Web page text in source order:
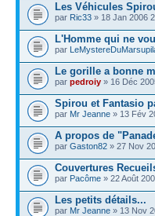
Les Véhicules
par Ric33 » 18 Jan 2006
L'Homme qui ne
par
Le gorille a bonne
par pedroiy » 16 Déc
Spirou et Fantasio
par Mr Jeanne » 13 Fév
A propos de
par Gaston82 » 27 Nov
Couvertures
par Pacôme » 22 Août
Les petits détails...
par Mr Jeanne » 13 Nov